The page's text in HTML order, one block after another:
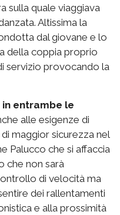
sulla quale viaggiava
Altissima la
dal giovane e lo
della coppia proprio
servizio provocando la
entrambe le
alle esigenze di
maggior sicurezza nel
Palucco che si affaccia
che non sarà
di velocità ma
dei rallentamenti
e alla prossimità